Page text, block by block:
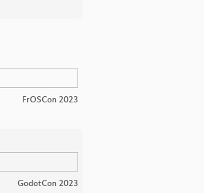
FrOSCon 2023
GodotCon 2023